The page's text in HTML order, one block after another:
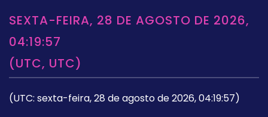
SEXTA-FEIRA, 28 DE AGOSTO DE 2026,
04:19:57
(UTC, UTC)
(UTC: sexta-feira, 28 de agosto de 2026, 04:19:57)